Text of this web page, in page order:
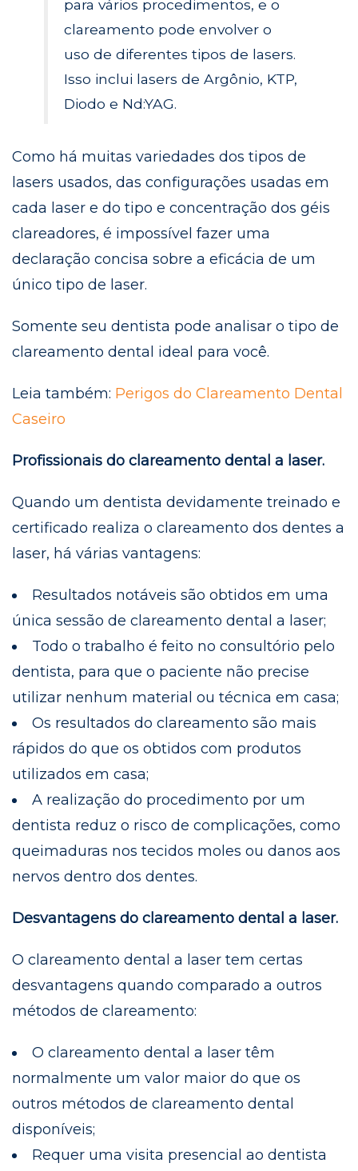
para vários procedimentos, e o
clareamento pode envolver o
uso de diferentes tipos de lasers.
Isso inclui lasers de Argônio, KTP,
Diodo e Nd:YAG.
Como há muitas variedades dos tipos de
lasers usados, das configurações usadas em
cada laser e do tipo e concentração dos géis
clareadores, é impossível fazer uma
declaração concisa sobre a eficácia de um
único tipo de laser.
Somente seu dentista pode analisar o tipo de
clareamento dental ideal para você.
Leia também: Perigos do Clareamento Dental
Caseiro
Profissionais do clareamento dental a laser.
Quando um dentista devidamente treinado e
certificado realiza o clareamento dos dentes a
laser, há várias vantagens:
Resultados notáveis ​​são obtidos em uma
única sessão de clareamento dental a laser;
Todo o trabalho é feito no consultório pelo
dentista, para que o paciente não precise
utilizar nenhum material ou técnica em casa;
Os resultados do clareamento são mais
rápidos do que os obtidos com produtos
utilizados em casa;
A realização do procedimento por um
dentista reduz o risco de complicações, como
queimaduras nos tecidos moles ou danos aos
nervos dentro dos dentes.
Desvantagens do clareamento dental a laser.
O clareamento dental a laser tem certas
desvantagens quando comparado a outros
métodos de clareamento:
O clareamento dental a laser têm
normalmente um valor maior do que os
outros métodos de clareamento dental
disponíveis;
Requer uma visita presencial ao dentista